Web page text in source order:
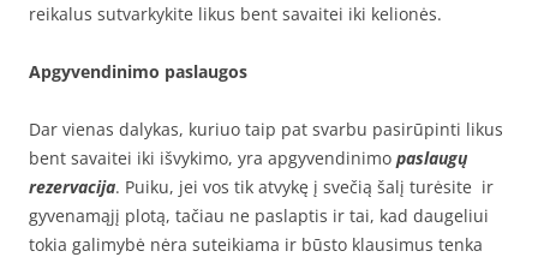
reikalus sutvarkykite likus bent savaitei iki kelionės.
Apgyvendinimo paslaugos
Dar vienas dalykas, kuriuo taip pat svarbu pasirūpinti likus
bent savaitei iki išvykimo, yra apgyvendinimo paslaugų
rezervacija. Puiku, jei vos tik atvykę į svečią šalį turėsite ir
gyvenamąjį plotą, tačiau ne paslaptis ir tai, kad daugeliui
tokia galimybė nėra suteikiama ir būsto klausimus tenka